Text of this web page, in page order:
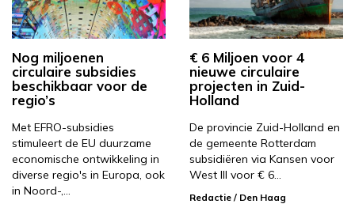
Nog miljoenen
circulaire subsidies
beschikbaar voor de
regio’s
Met EFRO-subsidies
stimuleert de EU duurzame
economische ontwikkeling in
diverse regio's in Europa, ook
in Noord-,…
€ 6 Miljoen voor 4
nieuwe circulaire
projecten in Zuid-
Holland
De provincie Zuid-Holland en
de gemeente Rotterdam
subsidiëren via Kansen voor
West III voor € 6…
Redactie / Den Haag